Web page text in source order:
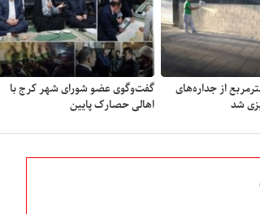
از ۱۵۰۰ مترمربع از جداره‌های
شد
گفت‌وگوی عضو شورای شهر کرج با
اهالی حصارک پایین